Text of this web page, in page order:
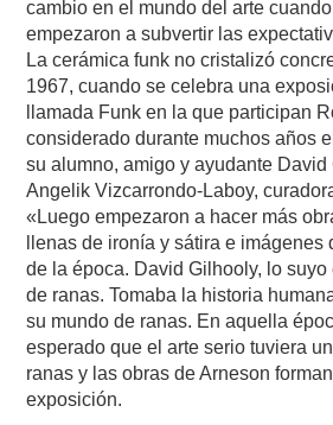
cambio en el mundo del arte
empezaron a subvertir las
La cerámica funk no cristalizó
1967, cuando se celebra una
llamada Funk en la que participan
considerado durante muchos años
su alumno, amigo y ayudante
Angelik Vizcarrondo-Laboy,
«Luego empezaron a hacer más
llenas de ironía y sátira e
de la época. David Gilhooly, lo
de ranas. Tomaba la historia
su mundo de ranas. En aquella
esperado que el arte serio tuviera
ranas y las obras de Arneson
exposición.